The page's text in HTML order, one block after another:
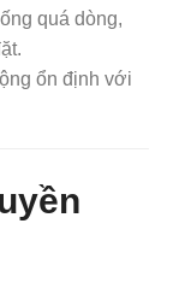
quá dòng,
ổn định với